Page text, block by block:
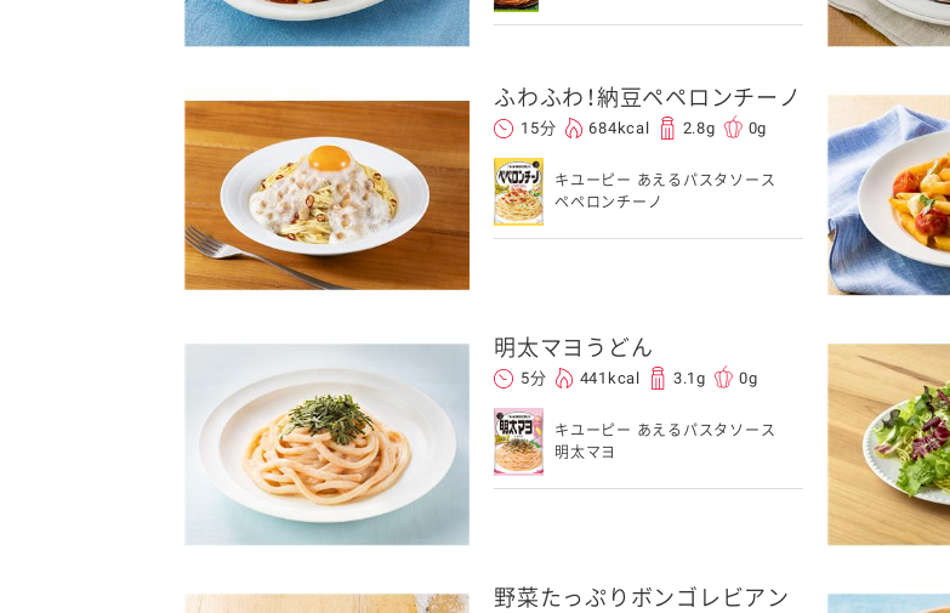
ふわふわ！納豆ペペロンチーノ
15分 684kcal 2.8g 0g
キユーピー あえるパスタソース
ペペロンチーノ
明太マヨうどん
5分 441kcal 3.1g 0g
キユーピー あえるパスタソース
明太マヨ
野菜たっぷりボンゴレビアン